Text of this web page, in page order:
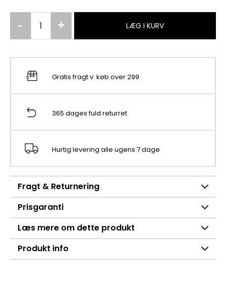
LÆG I KURV
Gratis fragt v. køb over 299
365 dages fuld returret
Hurtig levering alle ugens 7 dage
Fragt & Returnering
Prisgaranti
Læs mere om dette produkt
Produkt info